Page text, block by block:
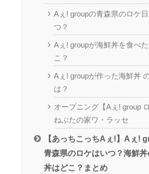
Aぇ! groupの青森県のロケ
つ？
Aぇ! groupが海鮮丼を食べ
こ？
Aぇ! groupが作った海鮮丼
は？
オープニング【Aぇ! group
ねぶたの家ワ・ラッセ
【あっちこっちAぇ!】Aぇ!
青森県のロケはいつ？海鮮
丼はどこ？まとめ